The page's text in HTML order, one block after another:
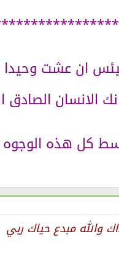
ان عشت
الانسان الصادق
كل هذه الوجوه
والله مبدع حياك ربي